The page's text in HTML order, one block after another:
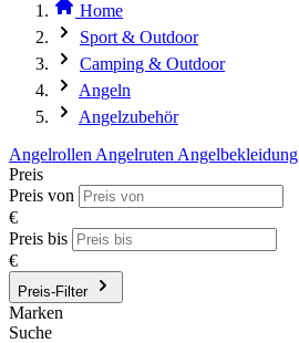
Home
Sport & Outdoor
Camping & Outdoor
Angeln
Angelzubehör
Angelrollen Angelruten Angelbekleidung
Preis
Preis von
€
Preis bis
€
Preis-Filter
Marken
Suche